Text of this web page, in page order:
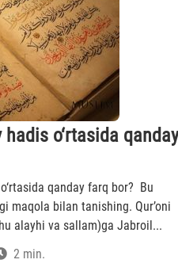
hadis o‘rtasida qanday
qanday farq bor? Bu
maqola bilan tanishing. Qur’oni
alayhi va sallam)ga Jabroil...
2 min.